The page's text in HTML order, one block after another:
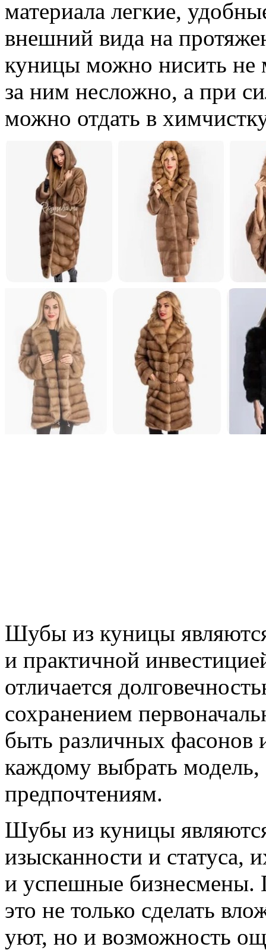
материала легкие,
внешний вида на
куницы можно нисить не
за ним несложно, а при
можно отдать в
Шубы из куницы
и практичной
отличается
сохранением
быть различных фасонов
каждому выбрать
предпочтениям.
Шубы из куницы
изысканности и статуса,
и успешные бизнесмены.
это не только сделать
уют, но и возможность